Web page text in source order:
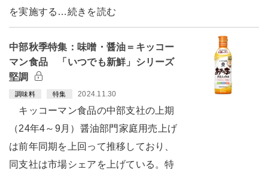
を実施する…続きを読む
中部秋季特集：味噌・醤油＝キッコー
マン食品 「いつでも新鮮」シリーズ
堅調
調味料 特集 2024.11.30
キッコーマン食品の中部支社の上期
（24年4～9月）醤油部門家庭用売上げ
は前年同期を上回って推移しており、
同支社は市場シェアを上げている。特